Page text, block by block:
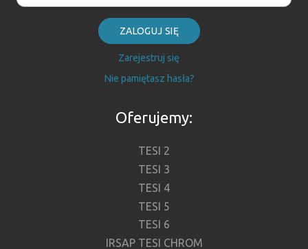
ZALOGUJ SIĘ
Zarejestruj się
Nie pamiętasz hasła?
Oferujemy:
TESI 2
TESI 3
TESI 4
TESI 5
TESI 6
IRSAP TESI CHROM